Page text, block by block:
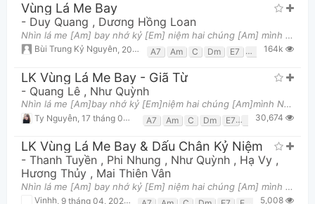
Vùng Lá Me Bay
- Duy Quang , Dương Hồng Loan
Nhìn lá me [Am] bay nhớ kỷ [Em] niệm hai chúng [Am] mình Ngày đó quen [F] nhau vương chút [G7] tình
Bùi Trung Kỷ Nguyên 20 tháng 03, 2018 lúc 12:37pm A7 Am C Dm E7 Em F G
164k
LK Vùng Lá Me Bay - Giã Từ
- Quang Lê , Như Quỳnh
Nhìn lá me [Am]bay nhớ kỷ [Em]niệm hai chúng [Am]mình Ngày đó quen [F]nhau vương chút [G7]tình trê
Ty Nguyễn 17 tháng 04, 2017 lúc 10:32pm A7 Am C Dm E7 Em F G
30,674
LK Vùng Lá Me Bay & Dấu Chân Kỷ Niệm
- Thanh Tuyền , Phi Nhung , Như Quỳnh , Hạ Vy ,
Hương Thủy , Mai Thiên Vân
Nhìn lá me [Am] bay nhớ kỷ [Em] niệm hai chúng [Am] mình Ngày đó quen [F] nhau vương chút [G7] tìn
Vinhh 9 tháng 04, 2020 lúc 03:07pm 5,008